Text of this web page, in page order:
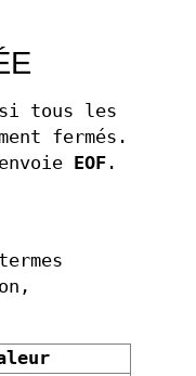
tous les
fermés.
EOF .